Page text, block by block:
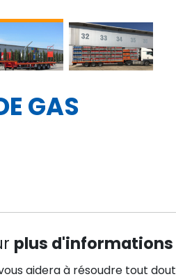
GAS
plus d'informations
aidera à résoudre tout